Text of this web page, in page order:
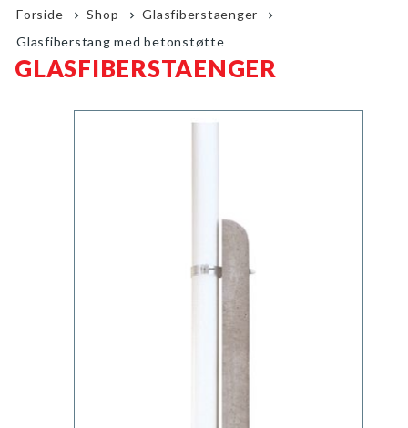
Forside Shop
Glasfiberstaenger
Glasfiberstang med betonstøtte
GLASFIBERSTAENGER